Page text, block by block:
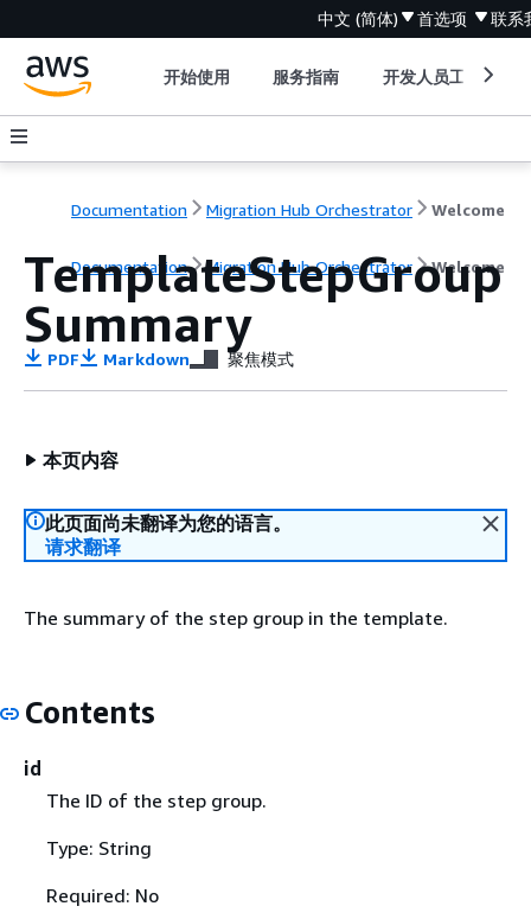
中文 (简体) 首选项 联系
开始使用 服务指南 开发人员工具
Documentation Migration Hub Orchestrator Welcome
Documentation Migration Hub Orchestrator Welcome
TemplateStepGroup
Summary
PDF Markdown 聚焦模式
本页内容
此页面尚未翻译为您的语言。
请求翻译
The summary of the step group in the template.
Contents
id
The ID of the step group.
Type: String
Required: No